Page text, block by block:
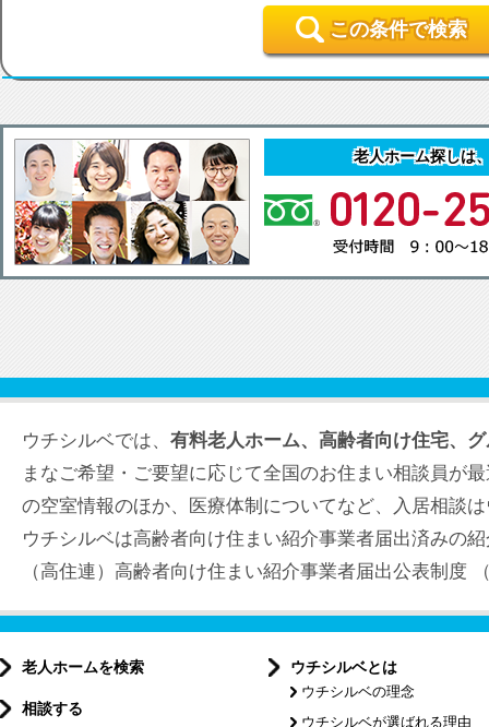
この条件で検索
老人ホーム探しは
ウチシルベでは、 有料老人ホーム、高齢者向け住宅、
まなご希望・ご要望に応じて全国のお住まい相談員が
の空室情報のほか、医療体制についてなど、入居相談
ウチシルベは高齢者向け住まい紹介事業者届出済みの
（高住連）高齢者向け住まい紹介事業者届出公表制度
老人ホームを検索
相談する
ウチシルベとは
ウチシルベの理念
ウチシルベが選ばれる理由